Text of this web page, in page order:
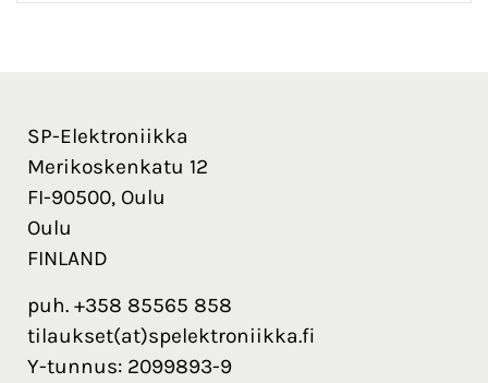
SP-Elektroniikka
Merikoskenkatu 12
FI-90500, Oulu
Oulu
FINLAND
puh. +358 85565 858
tilaukset(at)spelektroniikka.fi
Y-tunnus: 2099893-9